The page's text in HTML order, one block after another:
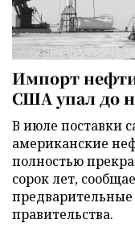
Импорт нефти
США упал до
В июле поставки
американские
полностью
сорок лет,
правительства.